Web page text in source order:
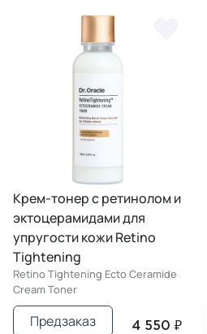
Крем-тонер с ретинолом и
эктоцерамидами для
упругости кожи Retino
Tightening
Retino Tightening Ecto Ceramide
Cream Toner
4 550 ₽
Предзаказ